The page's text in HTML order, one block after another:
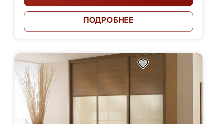
ПОДРОБНЕЕ